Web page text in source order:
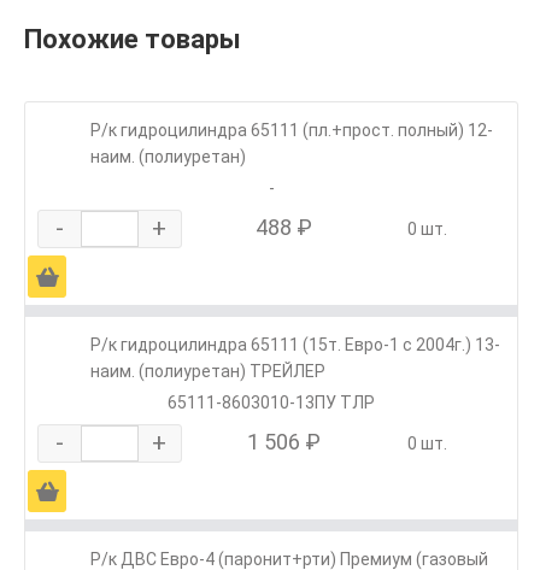
Похожие товары
Р/к гидроцилиндра 65111 (пл.+прост. полный) 12-
наим. (полиуретан)
-
- + 488 ₽ 0 шт.
Ä
Р/к гидроцилиндра 65111 (15т. Евро-1 с 2004г.) 13-
наим. (полиуретан) ТРЕЙЛЕР
65111-8603010-13ПУ ТЛР
- + 1 506 ₽ 0 шт.
Ä
Р/к ДВС Евро-4 (паронит+рти) Премиум (газовый